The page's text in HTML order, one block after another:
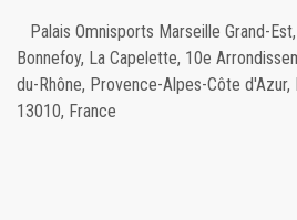
Palais Omnisports Marseille Grand-
Bonnefoy, La Capelette, 10e
du-Rhône, Provence-Alpes-Côte
13010, France